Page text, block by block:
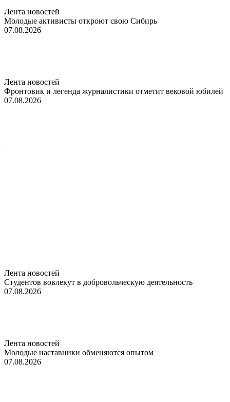
Лента новостей
Молодые активисты откроют свою Сибирь
07.08.2026
Лента новостей
Фронтовик и легенда журналистики отметит вековой юбилей
07.08.2026
Лента новостей
Студентов вовлекут в добровольческую деятельность
07.08.2026
Лента новостей
Молодые наставники обменяются опытом
07.08.2026